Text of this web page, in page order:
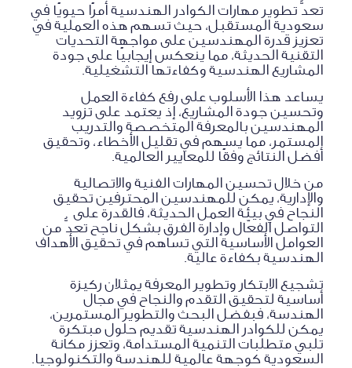
تعدُّ تطوير مهارات الكوادر الهندسية أمرًا حيويًا في
سعودية المستقبل، حيث تسهم هذه العملية في
تعزيز قدرة المهندسين على مواجهة التحديات
التقنية الحديثة، مما ينعكس إيجابيًا على جودة
المشاريع الهندسية وكفاءتها التشغيلية.
يساعد هذا الأسلوب على رفع كفاءة العمل
وتحسين جودة المشاريع، إذ يعتمد على تزويد
المهندسين بالمعرفة المتخصصة والتدريب
المستمر، مما يسهم في تقليل الأخطاء، وتحقيق
أفضل النتائج وفقًا للمعايير العالمية.
من خلال تحسين المهارات الفنية والاتصالية
والإدارية، يمكن للمهندسين المحترفين تحقيق
النجاح في بيئة العمل الحديثة، فالقدرة على
التواصل الفعّال وإدارة الفرق بشكل ناجح تعدُّ من
العوامل الأساسية التي تساهم في تحقيق الأهداف
الهندسية بكفاءة عالية.
تشجيع الابتكار وتطوير المعرفة يمثلان ركيزة
أساسية لتحقيق التقدم والنجاح في مجال
الهندسة، فبفضل البحث والتطوير المستمرين،
يمكن للكوادر الهندسية تقديم حلول مبتكرة
تلبي متطلبات التنمية المستدامة، وتعزز مكانة
السعودية كوجهة عالمية للهندسة والتكنولوجيا.